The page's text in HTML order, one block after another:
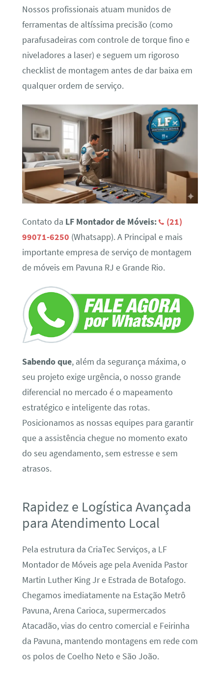
Nossos profissionais atuam munidos de
ferramentas de altíssima precisão (como
parafusadeiras com controle de torque fino e
niveladores a laser) e seguem um rigoroso
checklist de montagem antes de dar baixa em
qualquer ordem de serviço.
Contato da LF Montador de Móveis:
(21)
99071-6250 (Whatsapp). A Principal e mais
importante empresa de serviço de montagem
de móveis em Pavuna RJ e Grande Rio.
Sabendo que, além da segurança máxima, o
seu projeto exige urgência, o nosso grande
diferencial no mercado é o mapeamento
estratégico e inteligente das rotas.
Posicionamos as nossas equipes para garantir
que a assistência chegue no momento exato
do seu agendamento, sem estresse e sem
atrasos.
Rapidez e Logística Avançada
para Atendimento Local
Pela estrutura da CriaTec Serviços, a LF
Montador de Móveis age pela Avenida Pastor
Martin Luther King Jr e Estrada de Botafogo.
Chegamos imediatamente na Estação Metrô
Pavuna, Arena Carioca, supermercados
Atacadão, vias do centro comercial e Feirinha
da Pavuna, mantendo montagens em rede com
os polos de Coelho Neto e São João.